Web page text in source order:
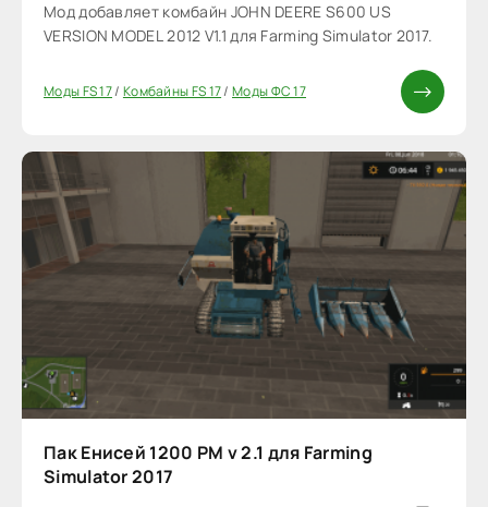
Мод добавляет комбайн JOHN DEERE S600 US
VERSION MODEL 2012 V1.1 для Farming Simulator 2017.
Моды FS 17/ Комбайны FS 17/Моды ФС 17
Пак Енисей 1200 РМ v 2.1 для Farming
Simulator 2017